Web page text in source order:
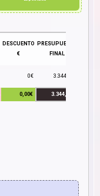
DESCUENTO
€
PRESUPUESTO
FINAL
0€ 3.344,44€
0,00€ 3.344,44€